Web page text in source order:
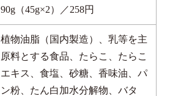
90g（45g×2）／258円
植物油脂（国内製造）、乳等を主
原料とする食品、たらこ、たらこ
エキス、食塩、砂糖、香味油、パ
ン粉、たん白加水分解物、バタ